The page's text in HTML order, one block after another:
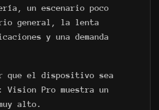
un escenario poco
general, la lenta
y una demanda
que el dispositivo sea
Pro muestra un
alto.